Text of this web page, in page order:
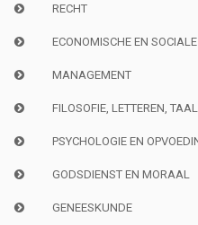
RECHT
ECONOMISCHE EN
MANAGEMENT
FILOSOFIE, LETTEREN,
PSYCHOLOGIE EN
GODSDIENST EN MORAAL
GENEESKUNDE